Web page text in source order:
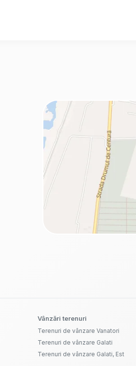
Vânzări terenuri
Terenuri de vânzare Vanatori
Terenuri de vânzare Galati
Terenuri de vânzare Galati, Est